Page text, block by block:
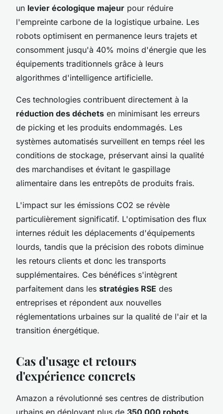
un levier écologique majeur pour réduire
l'empreinte carbone de la logistique urbaine. Les
robots optimisent en permanence leurs trajets et
consomment jusqu'à 40% moins d'énergie que les
équipements traditionnels grâce à leurs
algorithmes d'intelligence artificielle.
Ces technologies contribuent directement à la
réduction des déchets en minimisant les erreurs
de picking et les produits endommagés. Les
systèmes automatisés surveillent en temps réel les
conditions de stockage, préservant ainsi la qualité
des marchandises et évitant le gaspillage
alimentaire dans les entrepôts de produits frais.
L'impact sur les émissions CO2 se révèle
particulièrement significatif. L'optimisation des flux
internes réduit les déplacements d'équipements
lourds, tandis que la précision des robots diminue
les retours clients et donc les transports
supplémentaires. Ces bénéfices s'intègrent
parfaitement dans les stratégies RSE des
entreprises et répondent aux nouvelles
réglementations urbaines sur la qualité de l'air et la
transition énergétique.
Cas d'usage et retours
d'expérience concrets
Amazon a révolutionné ses centres de distribution